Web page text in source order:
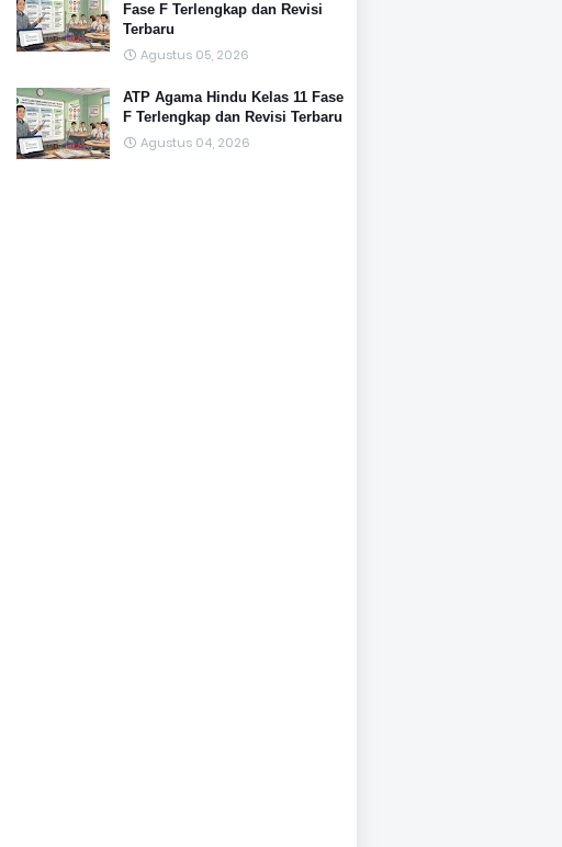
Fase F Terlengkap dan Revisi
Terbaru
Agustus 05, 2026
ATP Agama Hindu Kelas 11 Fase
F Terlengkap dan Revisi Terbaru
Agustus 04, 2026